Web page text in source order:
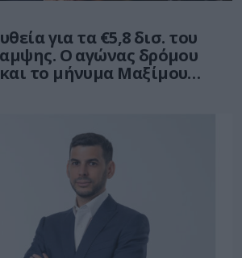
για τα €5,8 δισ. του
Ο αγώνας δρόμου
το μήνυμα Μαξίμου